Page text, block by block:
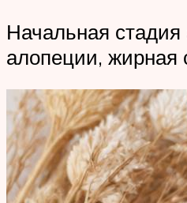
Начальная стадия
алопеции, жирная